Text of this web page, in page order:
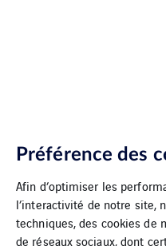
Préférence des
Afin d’optimiser les
l’interactivité de notre site,
techniques, des cookies de
de réseaux sociaux, dont